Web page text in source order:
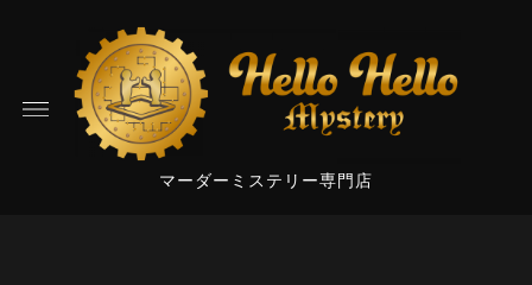
マーダーミステリー専門店